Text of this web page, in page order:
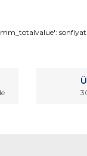
ve
bulunuyor.
sonfiyat